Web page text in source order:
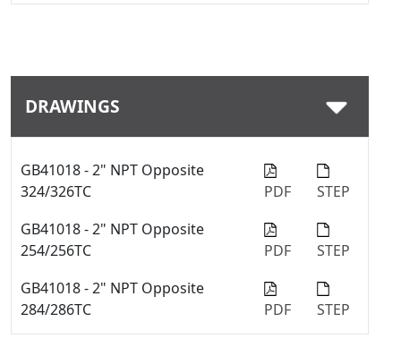
DRAWINGS
GB41018 - 2" NPT Opposite
324/326TC
PDF
STEP
GB41018 - 2" NPT Opposite
254/256TC
PDF
STEP
GB41018 - 2" NPT Opposite
284/286TC
PDF STEP